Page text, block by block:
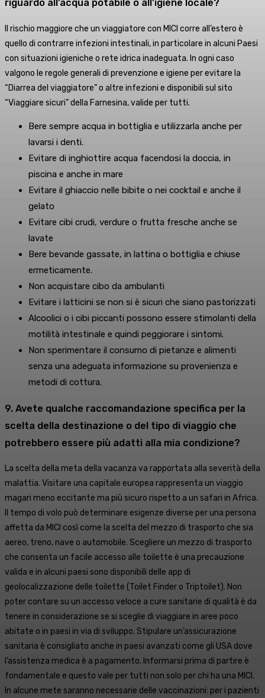
riguardo all’acqua potabile o all’igiene locale?
Il rischio maggiore che un viaggiatore con MICI corre all’estero è
quello di contrarre infezioni intestinali, in particolare in alcuni Paesi
con situazioni igieniche o rete idrica inadeguata. In ogni caso
valgono le regole generali di prevenzione e igiene per evitare la
“Diarrea del viaggiatore” o altre infezioni e disponibili sul sito
“Viaggiare sicuri” della Farnesina, valide per tutti.
Bere sempre acqua in bottiglia e utilizzarla anche per
lavarsi i denti.
Evitare di inghiottire acqua facendosi la doccia, in
piscina e anche in mare
Evitare il ghiaccio nelle bibite o nei cocktail e anche il
gelato
Evitare cibi crudi, verdure o frutta fresche anche se
lavate
Bere bevande gassate, in lattina o bottiglia e chiuse
ermeticamente.
Non acquistare cibo da ambulanti
Evitare i latticini se non si è sicuri che siano pastorizzati
Alcoolici o i cibi piccanti possono essere stimolanti della
motilità intestinale e quindi peggiorare i sintomi.
Non sperimentare il consumo di pietanze e alimenti
senza una adeguata informazione su provenienza e
metodi di cottura.
9. Avete qualche raccomandazione specifica per la
scelta della destinazione o del tipo di viaggio che
potrebbero essere più adatti alla mia condizione?
La scelta della meta della vacanza va rapportata alla severità della
malattia. Visitare una capitale europea rappresenta un viaggio
magari meno eccitante ma più sicuro rispetto a un safari in Africa.
Il tempo di volo può determinare esigenze diverse per una persona
affetta da MICI così come la scelta del mezzo di trasporto che sia
aereo, treno, nave o automobile. Scegliere un mezzo di trasporto
che consenta un facile accesso alle toilette è una precauzione
valida e in alcuni paesi sono disponibili delle app di
geolocalizzazione delle toilette (Toilet Finder o Triptoilet). Non
poter contare su un accesso veloce a cure sanitarie di qualità è da
tenere in considerazione se si sceglie di viaggiare in aree poco
abitate o in paesi in via di sviluppo. Stipulare un’assicurazione
sanitaria è consigliato anche in paesi avanzati come gli USA dove
l’assistenza medica è a pagamento. Informarsi prima di partire è
fondamentale e questo vale per tutti non solo per chi ha una MICI.
In alcune mete saranno necessarie delle vaccinazioni: per i pazienti